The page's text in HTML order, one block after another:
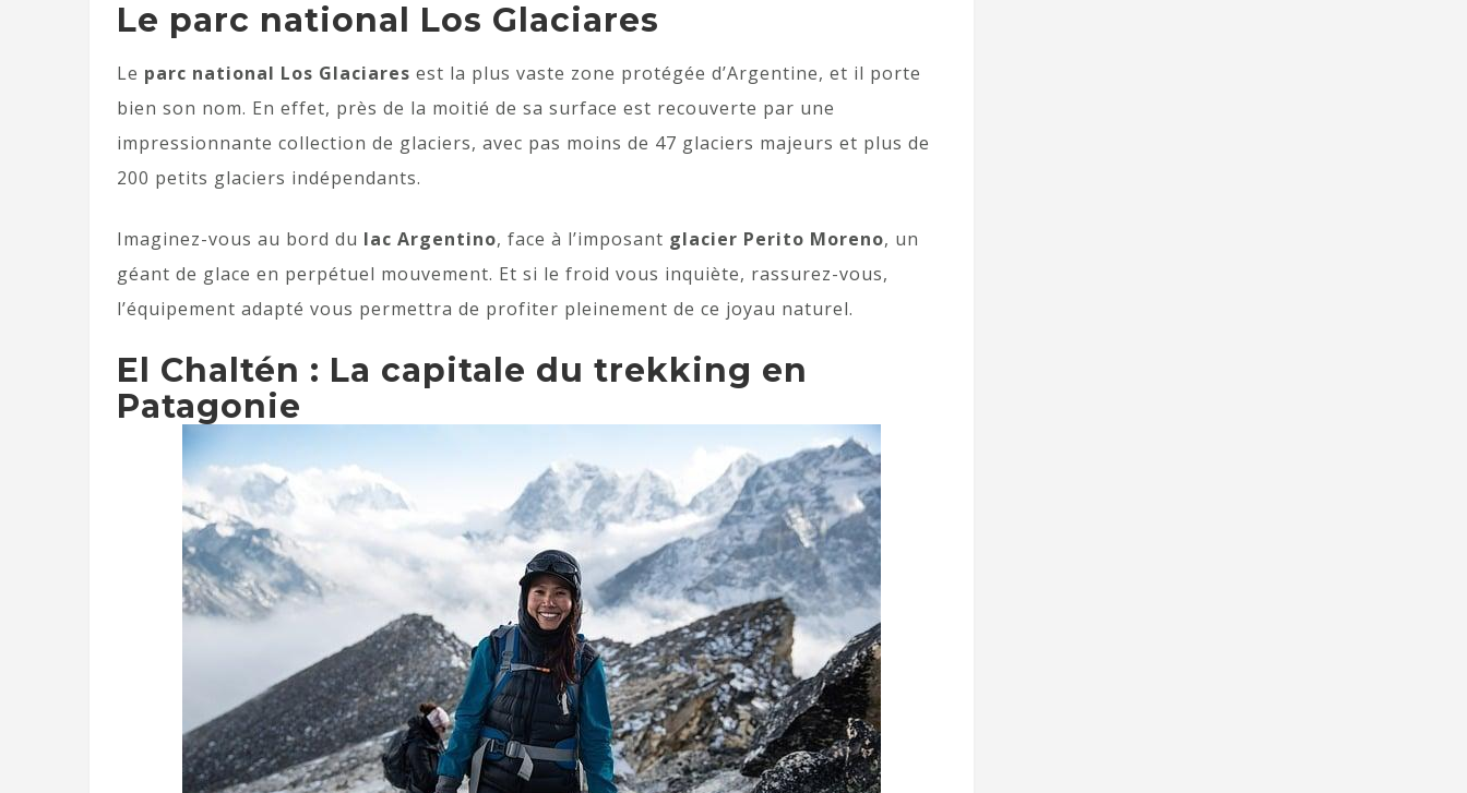
Le parc national Los Glaciares
Le parc national Los Glaciares est la plus vaste zone protégée d’Argentine, et il porte
bien son nom. En effet, près de la moitié de sa surface est recouverte par une
impressionnante collection de glaciers, avec pas moins de 47 glaciers majeurs et plus de
200 petits glaciers indépendants.
Imaginez-vous au bord du lac Argentino, face à l’imposant glacier Perito Moreno, un
géant de glace en perpétuel mouvement. Et si le froid vous inquiète, rassurez-vous,
l’équipement adapté vous permettra de profiter pleinement de ce joyau naturel.
El Chaltén : La capitale du trekking en
Patagonie